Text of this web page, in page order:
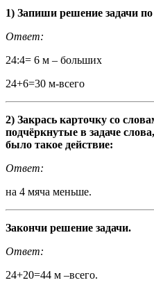
1) Запиши решение задачи
Ответ:
24:4= 6 м – больших
24+6=30 м-всего
2) Закрась карточку со
подчёркнутые в задаче
было такое действие:
Ответ:
на 4 мяча меньше.
Закончи решение задачи.
Ответ:
24+20=44 м –всего.